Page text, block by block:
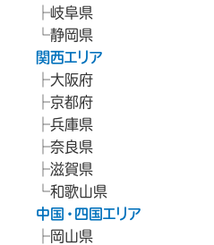
岐阜県
静岡県
関西エリア
大阪府
京都府
兵庫県
奈良県
滋賀県
和歌山県
中国・四国エリア
岡山県